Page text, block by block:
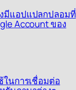
มีแอปแปลกปลอมที่
Account ของ
ในการเชื่อมต่อ